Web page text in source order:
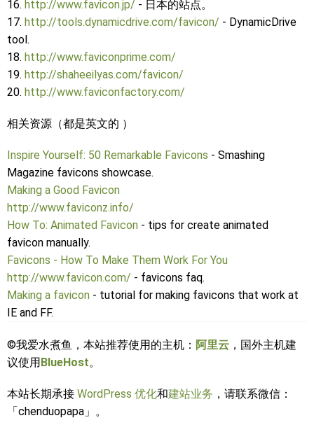
16. http://www.favicon.jp/ - 日本的站点。
17. http://tools.dynamicdrive.com/favicon/ - DynamicDrive
tool.
18. http://www.faviconprime.com/
19. http://shaheeilyas.com/favicon/
20. http://www.faviconfactory.com/
相关资源（都是英文的 ）
Inspire Yourself: 50 Remarkable Favicons - Smashing
Magazine favicons showcase.
Making a Good Favicon
http://www.faviconz.info/
How To: Animated Favicon - tips for create animated
favicon manually.
Favicons - How To Make Them Work For You
http://www.favicon.com/ - favicons faq.
Making a favicon - tutorial for making favicons that work at
IE and FF.
©我爱水煮鱼，本站推荐使用的主机： 阿里云 ，国外主机建
议使用BlueHost。
本站长期承接 WordPress 优化和建站业务 ，请联系微信：
「chenduopapa」。